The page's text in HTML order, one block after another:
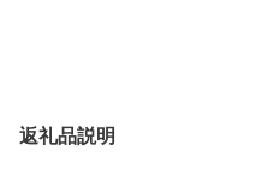
返礼品説明